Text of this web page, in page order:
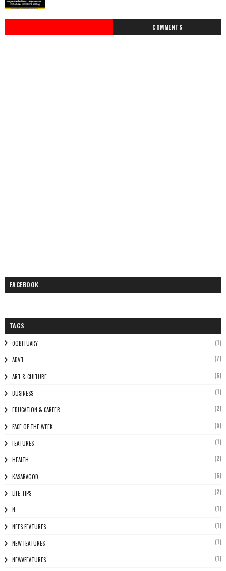
COMMENTS
FACEBOOK
TAGS
0OBITUARY (1)
ADVT (7)
ART & CULTURE (6)
BUSINESS (1)
EDUCATION & CAREER (2)
FACE OF THE WEEK (5)
FEATURES (1)
HEALTH (2)
KASARAGOD (6)
LIFE TIPS (2)
N (1)
NEES FEATURES (1)
NEW FEATURES (1)
NEWAFEATURES (1)